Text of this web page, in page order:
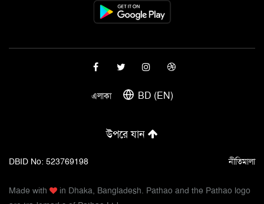
এলাকা BD (EN)
উপরে যান
DBID No: 523769198 নীতিমালা
Made with
in Dhaka, Bangladesh. Pathao and the Pathao logo